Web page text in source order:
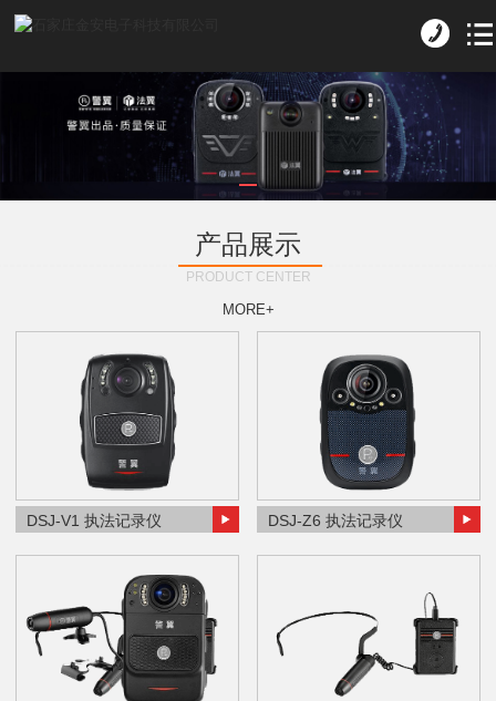
产品展示
PRODUCT CENTER
MORE+
DSJ-V1 执法记录仪 DSJ-Z6 执法记录仪